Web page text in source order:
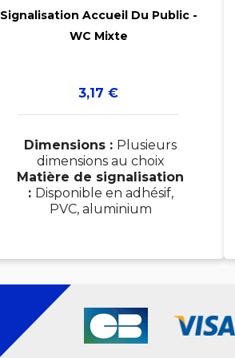
Signalisation Accueil Du Public -
WC Mixte
Prix
3,17 €
Dimensions : Plusieurs
dimensions au choix
Matière de signalisation
: Disponible en adhésif,
PVC, aluminium